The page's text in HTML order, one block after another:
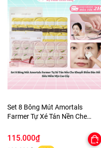
Set 8 Bông Mút Amortals
Farmer Tự Xé Tán Nền Che
Mịn Cao Cấp
115.000₫